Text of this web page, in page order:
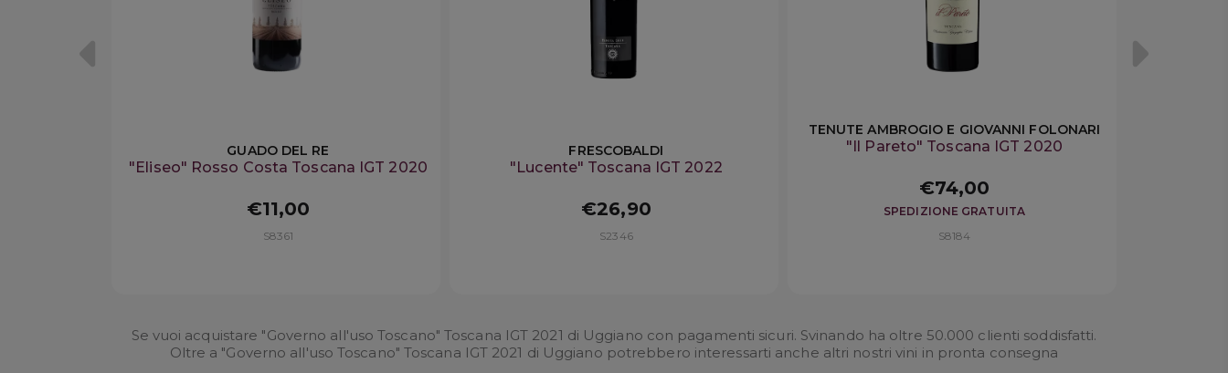
GUADO DEL RE
"Eliseo" Rosso Costa Toscana IGT 2020
€11,00
S8361
FRESCOBALDI
"Lucente" Toscana IGT 2022
€26,90
S2346
TENUTE AMBROGIO E GIOVANNI FOLONARI
"Il Pareto" Toscana IGT 2020
€74,00
SPEDIZIONE GRATUITA
S8184
Se vuoi acquistare "Governo all'uso Toscano" Toscana IGT 2021 di Uggiano con pagamenti sicuri. Svinando ha oltre 50.000 clienti soddisfatti.
Oltre a "Governo all'uso Toscano" Toscana IGT 2021 di Uggiano potrebbero interessarti anche altri nostrivini in pronta consegna